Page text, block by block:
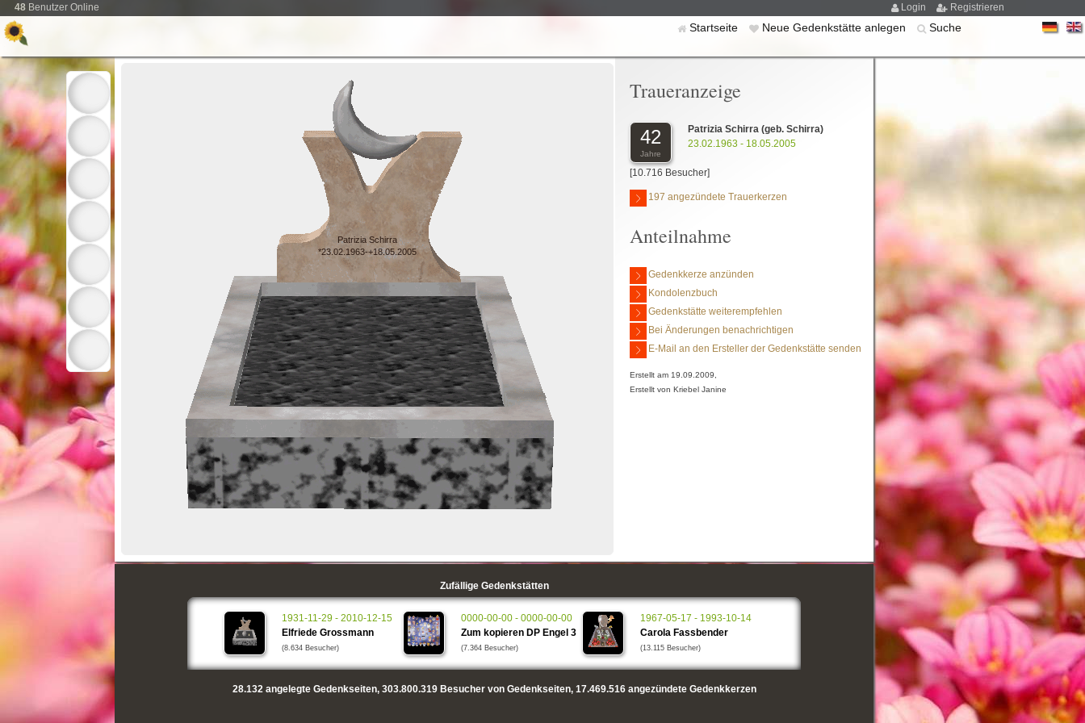
48 Benutzer Online Login Registrieren
Startseite Neue Gedenkstätte anlegen Suche
Patrizia Schirra
*23.02.1963-+18.05.2005
Traueranzeige
42
Jahre
Patrizia Schirra (geb. Schirra)
23.02.1963 - 18.05.2005
[10.716 Besucher]
197 angezündete Trauerkerzen
Anteilnahme
Gedenkkerze anzünden
Kondolenzbuch
Gedenkstätte weiterempfehlen
Bei Änderungen benachrichtigen
E-Mail an den Ersteller der Gedenkstätte senden
Erstellt am 19.09.2009,
Erstellt von Kriebel Janine
Zufällige Gedenkstätten
1931-11-29 - 2010-12-15
Elfriede Grossmann
(8.634 Besucher)
0000-00-00 - 0000-00-00
Zum kopieren DP Engel 3
(7.364 Besucher)
1967-05-17 - 1993-10-14
Carola Fassbender
(13.115 Besucher)
28.132angelegte Gedenkseiten, 303.800.319Besucher von Gedenkseiten, 17.469.516angezündete Gedenkkerzen